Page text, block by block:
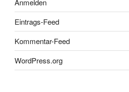
Anmelden
Eintrags-Feed
Kommentar-Feed
WordPress.org